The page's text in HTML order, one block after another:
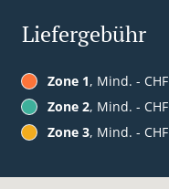
Liefergebühr
Zone 1, Mind. -
Zone 2, Mind. -
Zone 3, Mind. -